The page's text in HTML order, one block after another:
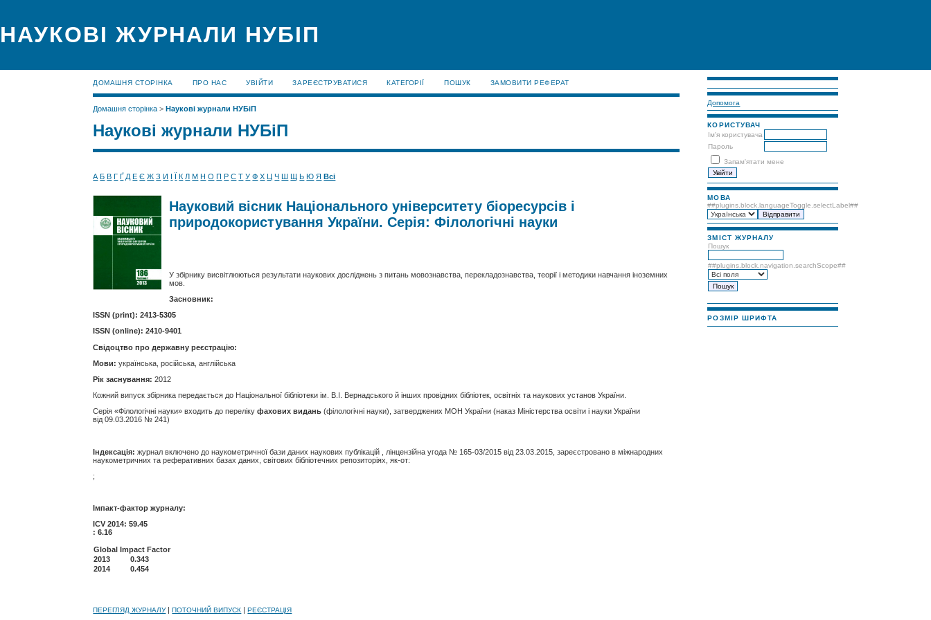
НАУКОВІ ЖУРНАЛИ НУБІП
Допомога
КОРИСТУВАЧ
Ім'я користувача
Пароль
Запам'ятати мене
МОВА
##plugins.block.languageToggle.selectLabel##
ЗМІСТ ЖУРНАЛУ
Пошук
##plugins.block.navigation.searchScope##
РОЗМІР ШРИФТА
ДОМАШНЯ СТОРІНКА ПРО НАС УВІЙТИ ЗАРЕЄСТРУВАТИСЯ КАТЕГОРІЇ ПОШУК ЗАМОВИТИ РЕФЕРАТ
Домашня сторінка >Наукові журнали НУБіП
Наукові журнали НУБіП
А Б В Г Ґ Д Е Є Ж З И І Ї К Л М Н О П Р С Т У Ф Х Ц Ч Ш Щ Ь Ю Я Всі
Науковий вісник Національного університету біоресурсів і
природокористування України. Серія: Філологічні науки
У збірнику висвітлюються результати наукових досліджень з питань мовознавства, перекладознавства, теорії і методики навчання іноземних
мов.
Засновник:
ISSN (print): 2413-5305
ISSN (online): 2410-9401
Свідоцтво про державну реєстрацію:
Мови: українська, російська, англійська
Рік заснування: 2012
Кожний випуск збірника передається до Національної бібліотеки ім. В.І. Вернадського й інших провідних бібліотек, освітніх та наукових установ України.
Серія «Філологічні науки»входить до перелікуфахових видань (філологічні науки), затверджених МОН України (наказ Міністерства освіти і науки України
від09.03.2016 № 241)
Індексація: журнал включено до наукометричної бази даних наукових публікацій , лінцензійна угода № 165-03/2015 від 23.03.2015, зареєстровано в міжнародних
наукометричних та реферативних базах даних, світових бібліотечних репозиторіях, як-от:
;
Імпакт-фактор журналу:
ICV 2014: 59.45
: 6.16
Global Impact Factor
2013
0.343
2014
0.454
ПЕРЕГЛЯД ЖУРНАЛУ|ПОТОЧНИЙ ВИПУСК |РЕЄСТРАЦІЯ